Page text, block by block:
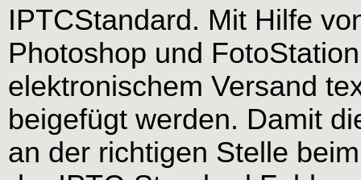
IPTCStandard. Mit Hilfe
Photoshop und
elektronischem Versand
beigefügt werden. Damit
an der richtigen Stelle